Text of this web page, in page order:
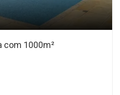
com 1000m²